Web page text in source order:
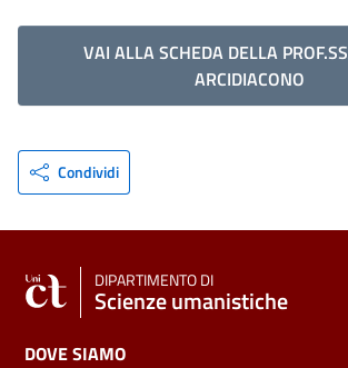
VAI ALLA SCHEDA DELLA
ARCIDIACONO
Condividi
DIPARTIMENTO DI
Scienze umanistiche
DOVE SIAMO